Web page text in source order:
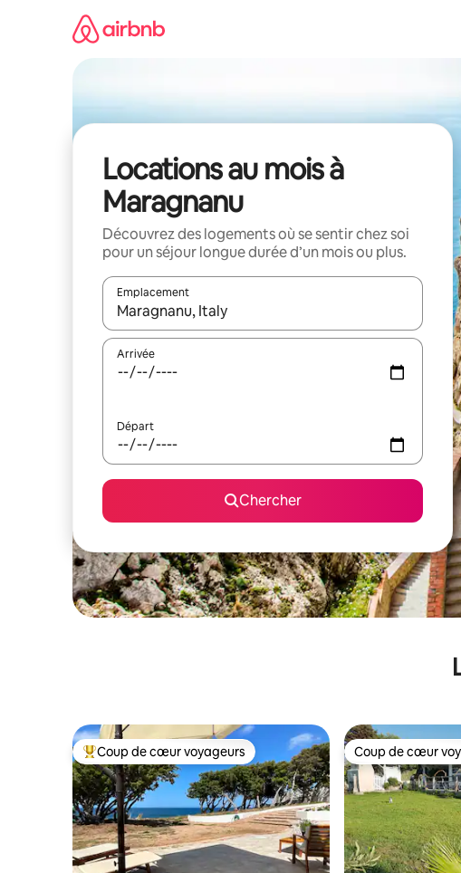
Locations au mois à
Maragnanu
Découvrez des logements où se sentir chez soi
pour un séjour longue durée d’un mois ou plus.
Emplacement
Quand les résultats sont affichés, parcourez-les en
Arrivée
Départ
Chercher
Coup de cœur voyageurs parmi les plus aimés
Coup de cœur voyageurs Coup de cœur
Coup de cœur